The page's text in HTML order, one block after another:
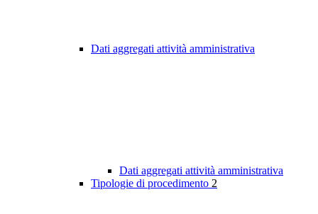
Dati aggregati attività amministrativa
Dati aggregati attività amministrativa
Tipologie di procedimento 2